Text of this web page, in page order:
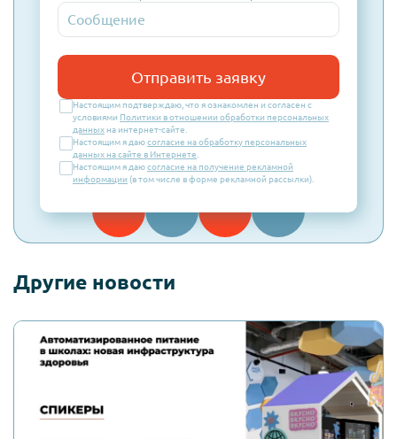
Отправить заявку
Настоящим подтверждаю, что я ознакомлен и согласен с
условиями Политики в отношении обработки персональных
данных на интернет-сайте.
Настоящим я даюсогласие на обработку персональных
данных на сайте в Интернете.
Настоящим я даюсогласие на получение рекламной
информации (в том числе в форме рекламной рассылки).
Другие новости